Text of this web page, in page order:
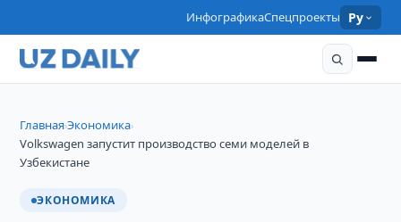
ИнфографикаСпецпроекты Ру
Главная›Экономика›
Volkswagen запустит производство семи моделей в
Узбекистане
ЭКОНОМИКА